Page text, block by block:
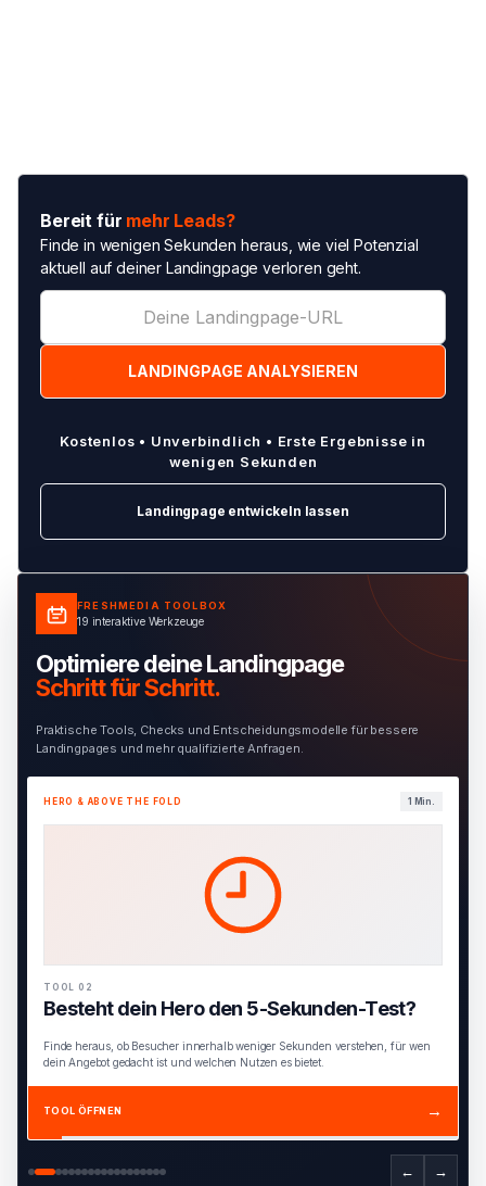
Bereit für mehr Leads?
Finde in wenigen Sekunden heraus, wie viel Potenzial
aktuell auf deiner Landingpage verloren geht.
Kostenlos • Unverbindlich • Erste Ergebnisse in
wenigen Sekunden
Landingpage entwickeln lassen
FRESHMEDIA TOOLBOX
19 interaktive Werkzeuge
Optimiere deine Landingpage
Schritt für Schritt.
Praktische Tools, Checks und Entscheidungsmodelle für bessere
Landingpages und mehr qualifizierte Anfragen.
HERO & ABOVE THE FOLD 1 Min.
TOOL 02
Besteht dein Hero den 5-Sekunden-Test?
Finde heraus, ob Besucher innerhalb weniger Sekunden verstehen, für wen
dein Angebot gedacht ist und welchen Nutzen es bietet.
TOOL ÖFFNEN →
← →